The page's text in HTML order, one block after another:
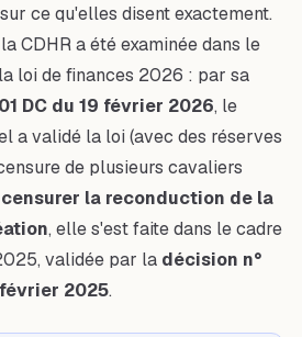
ce qu'elles disentexactement.
CDHR a été examinée dans le
loi de finances 2026 : par sa
DC du 19 février 2026, le
a validé la loi (avec des réserves
de plusieurs cavaliers
la reconduction de la
, elle s'est faite dans le cadre
validée par la décision n°
2025.